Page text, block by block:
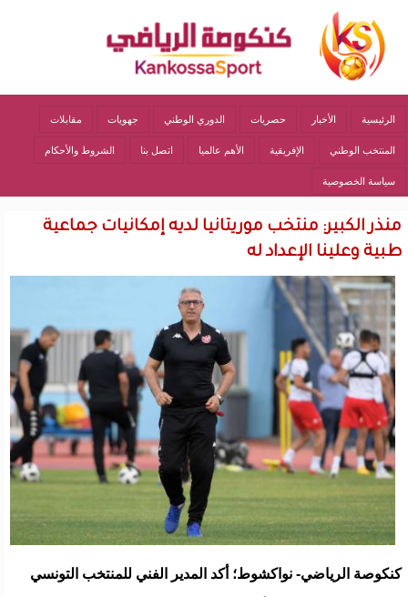
الرئيسية الأخبار حصريات الدوري الوطني جهويات مقابلات
المنتخب الوطني الإفريقية الأهم عالميا اتصل بنا الشروط والأحكام
سياسة الخصوصية
منذر الكبير: منتخب موريتانيا لديه إمكانيات جماعية
طبية وعلينا الإعداد له
كنكوصة الرياضي- نواكشوط؛ أكد المدير الفني للمنتخب التونسي